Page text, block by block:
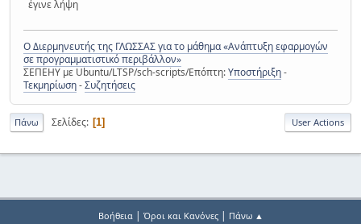
έγινε λήψη
Ο Διερμηνευτής της ΓΛΩΣΣΑΣ για το μάθημα «Ανάπτυξη εφαρμογών
σε προγραμματιστικό περιβάλλον»
ΣΕΠΕΗΥ με Ubuntu/LTSP/sch-scripts/Επόπτη:Υποστήριξη-
Τεκμηρίωση-Συζητήσεις
Πάνω Σελίδες 1 User Actions
Βοήθεια| Όροι και Κανόνες| Πάνω ▲